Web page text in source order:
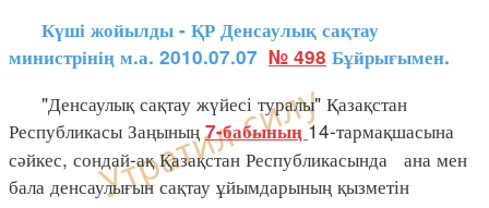
Күші жойылды - ҚР Денсаулық сақтау
министрінің м.а. 2010.07.07 № 498 Бұйрығымен.
"Денсаулық сақтау жүйесі туралы" Қазақстан
Республикасы Заңының7-бабының 14-тармақшасына
сәйкес, сондай-ақ Қазақстан Республикасында ана мен
бала денсаулығын сақтау ұйымдарының қызметін